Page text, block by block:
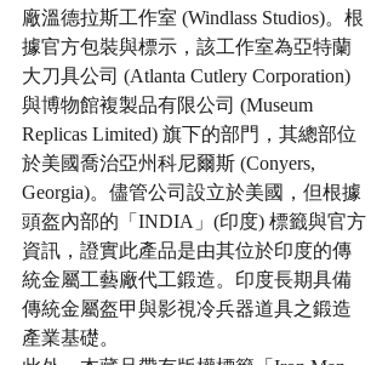
廠溫德拉斯工作室 (Windlass Studios)。根
據官方包裝與標示，該工作室為亞特蘭
大刀具公司 (Atlanta Cutlery Corporation)
與博物館複製品有限公司 (Museum
Replicas Limited) 旗下的部門，其總部位
於美國喬治亞州科尼爾斯 (Conyers,
Georgia)。儘管公司設立於美國，但根據
頭盔內部的「INDIA」(印度) 標籤與官方
資訊，證實此產品是由其位於印度的傳
統金屬工藝廠代工鍛造。印度長期具備
傳統金屬盔甲與影視冷兵器道具之鍛造
產業基礎。